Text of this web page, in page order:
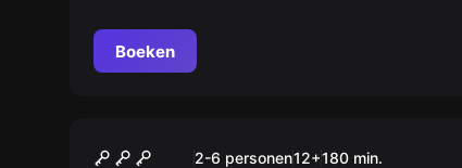
op te lossen? Reserveer vandaag nog!
Boeken
Enquête: L'affaire Walter
2-6 personen12+180 min.